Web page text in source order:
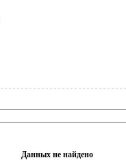
Данных не найдено